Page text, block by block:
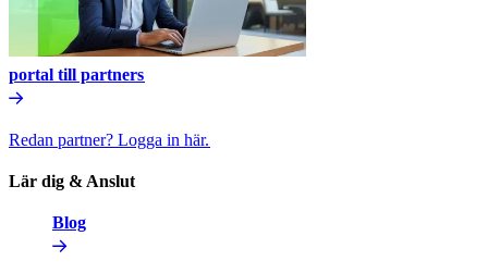
portal till partners​​
Redan partner? Logga in här.​​
Lär dig & Anslut​​
Blog​​